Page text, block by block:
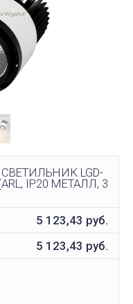
LGD-
IP20 МЕТАЛЛ, 3
5 123,43 руб.
5 123,43 руб.